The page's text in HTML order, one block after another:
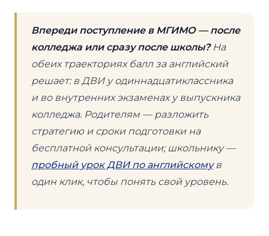
Впереди поступление в МГИМО — после
колледжа или сразу после школы?На
обеих траекториях балл за английский
решает: в ДВИ у одиннадцатиклассника
и во внутренних экзаменах у выпускника
колледжа. Родителям — разложить
стратегию и сроки подготовки на
бесплатной консультации; школьнику —
пробный урок ДВИ по английскомув
один клик, чтобы понять свой уровень.